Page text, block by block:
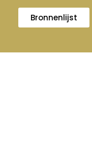
Bronnenlijst